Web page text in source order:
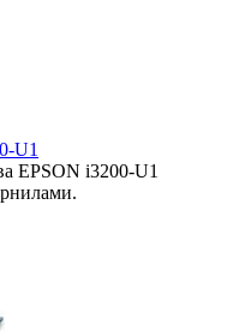
U1
EPSON i3200-U1